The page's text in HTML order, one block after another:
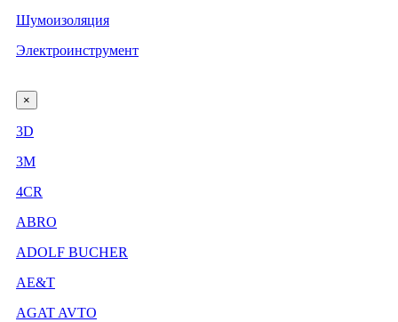
Шумоизоляция
Электроинструмент
×
3D
3М
4CR
ABRO
ADOLF BUCHER
AE&T
AGAT AVTO